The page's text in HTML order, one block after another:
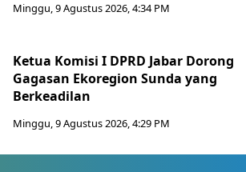
Minggu, 9 Agustus 2026, 4:34 PM
Ketua Komisi I DPRD Jabar Dorong
Gagasan Ekoregion Sunda yang
Berkeadilan
Minggu, 9 Agustus 2026, 4:29 PM